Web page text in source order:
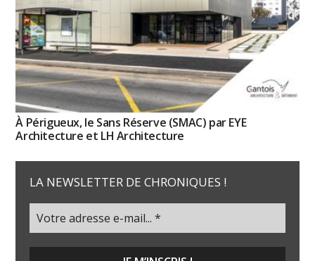
À Périgueux, le Sans Réserve (SMAC) par EYE
Architecture et LH Architecture
LA NEWSLETTER DE CHRONIQUES !